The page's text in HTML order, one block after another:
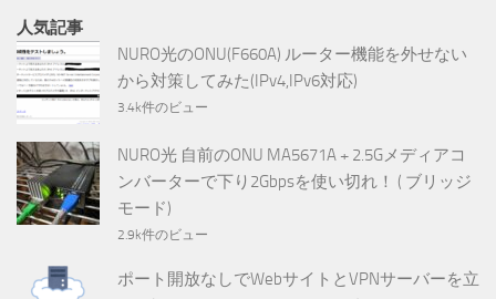
人気記事
NURO光のONU(F660A) ルーター機能を外せない
から対策してみた(IPv4,IPv6対応)
3.4k件のビュー
NURO光 自前のONU MA5671A + 2.5Gメディアコ
ンバーターで下り2Gbpsを使い切れ！ ( ブリッジ
モード)
2.9k件のビュー
ポート開放なしでWebサイトとVPNサーバーを立